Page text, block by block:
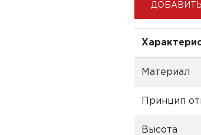
Материал
Принцип
Высота